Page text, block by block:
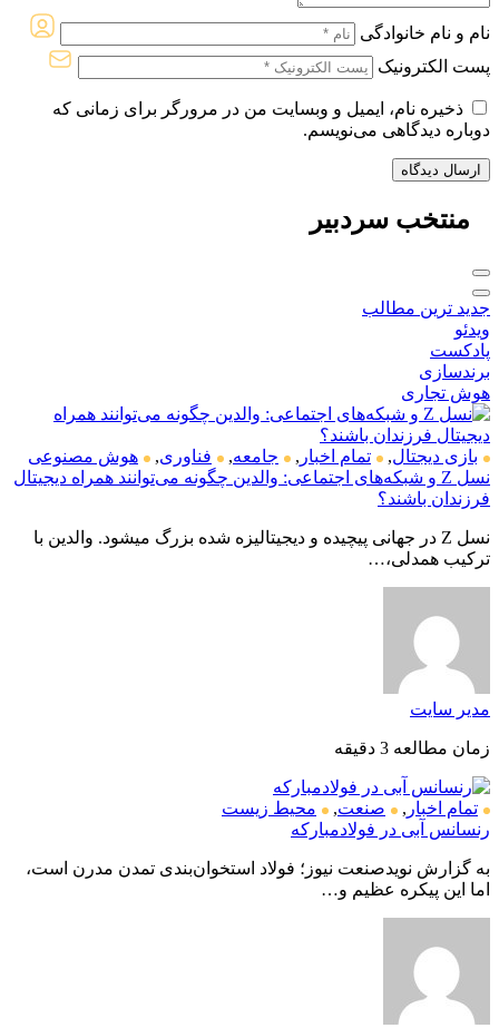
نام و نام خانوادگی
پست الکترونیک
ذخیره نام، ایمیل و وبسایت من در مرورگر برای زمانی که
دوباره دیدگاهی می‌نویسم.
منتخب سردبیر
جدید ترین مطالب
ویدئو
پادکست
برندسازی
هوش تجاری
بازی دیجتال, تمام اخبار , جامعه, فناوری,
هوش مصنوعی
نسل Z و شبکه‌های اجتماعی: والدین چگونه می‌توانند همراه دیجیتال
فرزندان باشند؟
نسل Z در جهانی پیچیده و دیجیتالیزه شده بزرگ میشود. والدین با
ترکیب همدلی،…
مدیر سایت
زمان مطالعه 3 دقیقه
تمام اخبار , صنعت,
محیط زیست
رنسانس آبی در فولادمبارکه
به گزارش نویدصنعت نیوز؛ فولاد استخوان‌بندی تمدن مدرن است،
اما این پیکره عظیم و…